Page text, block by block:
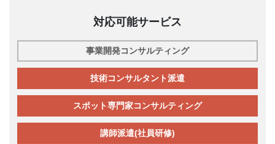
対応可能サービス
事業開発コンサルティング
技術コンサルタント派遣
スポット専門家コンサルティング
講師派遣(社員研修)